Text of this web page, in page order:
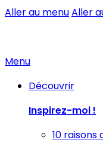
Aller au menuAller
Menu
Découvrir
Inspirez-moi !
10 raisons